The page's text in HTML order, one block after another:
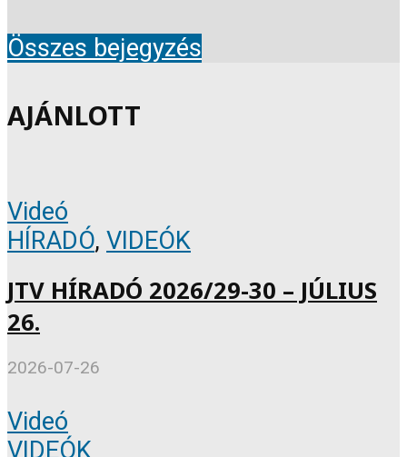
Összes bejegyzés
AJÁNLOTT
Videó
HÍRADÓ, VIDEÓK
JTV HÍRADÓ 2026/29-30 – JÚLIUS
26.
2026-07-26
Videó
VIDEÓK